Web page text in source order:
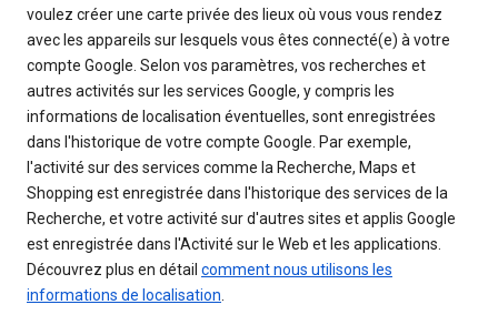
voulez créer une carte privée des lieux où vous vous rendez
avec les appareils sur lesquels vous êtes connecté(e) à votre
compte Google. Selon vos paramètres, vos recherches et
autres activités sur les services Google, y compris les
informations de localisation éventuelles, sont enregistrées
dans l'historique de votre compte Google. Par exemple,
l'activité sur des services comme la Recherche, Maps et
Shopping est enregistrée dans l'historique des services de la
Recherche, et votre activité sur d'autres sites et applis Google
est enregistrée dans l'Activité sur le Web et les applications.
Découvrez plus en détail comment nous utilisons les
informations de localisation